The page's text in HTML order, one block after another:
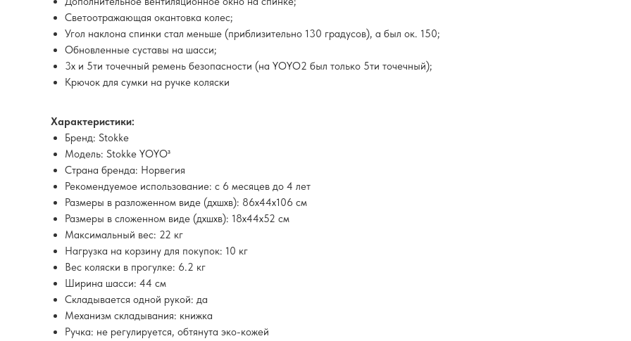
Светоотражающая окантовка колес;
Угол наклона спинки стал меньше (приблизительно 130 градусов), а был ок. 150;
Обновленные суставы на шасси;
3х и 5ти точечный ремень безопасности (на YOYO2 был только 5ти точечный);
Крючок для сумки на ручке коляски
Характеристики:
Бренд: Stokke
Модель: Stokke YOYO³
Страна бренда: Норвегия
Рекомендуемое использование: с 6 месяцев до 4 лет
Размеры в разложенном виде (дхшхв): 86х44х106 см
Размеры в сложенном виде (дхшхв): 18х44х52 см
Максимальный вес: 22 кг
Нагрузка на корзину для покупок: 10 кг
Вес коляски в прогулке: 6.2 кг
Ширина шасси: 44 см
Складывается одной рукой: да
Механизм складывания: книжка
Ручка: не регулируется, обтянута эко-кожей